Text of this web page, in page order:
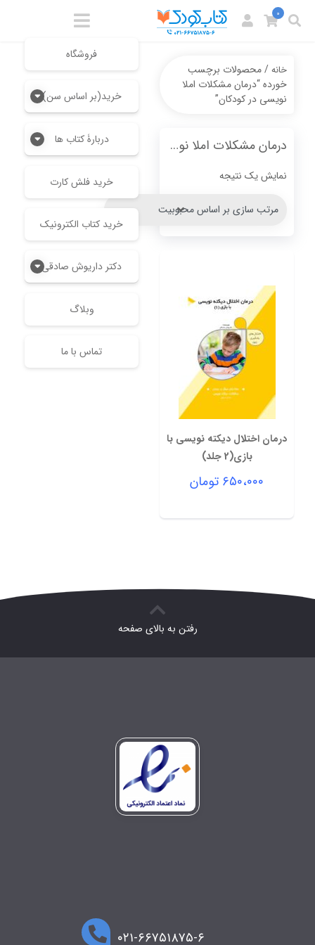
فروشگاه
خرید(بر اساس سن)
دربارۀ کتاب ها
خرید فلش کارت
خرید کتاب الکترونیک
دکتر داریوش صادقی
وبلاگ
تماس با ما
0
خانه/ محصولات برچسب
خورده “درمان مشکلات املا
نویسی در کودکان”
درمان مشکلات املا نویسی در کودکان
نمایش یک نتیجه
درمان اختلال دیکته نویسی با
بازی(2 جلد)
۶۵۰،۰۰۰ تومان
رفتن به بالای صفحه
۰۲۱-۶۶۷۵۱۸۷۵-۶